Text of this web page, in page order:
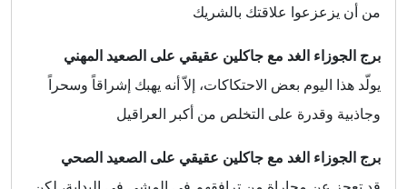
من أن يزعزعوا علاقتك بالشريك
برج الجوزاء الغد مع جاكلين عقيقي على الصعيد المهني
يولّد هذا اليوم بعض الاحتكاكات، إلاّ أنه يهبك إشراقاً وسحراً
وجاذبية وقدرة على التخلص من أكبر العراقيل
برج الجوزاء الغد مع جاكلين عقيقي على الصعيد الصحي